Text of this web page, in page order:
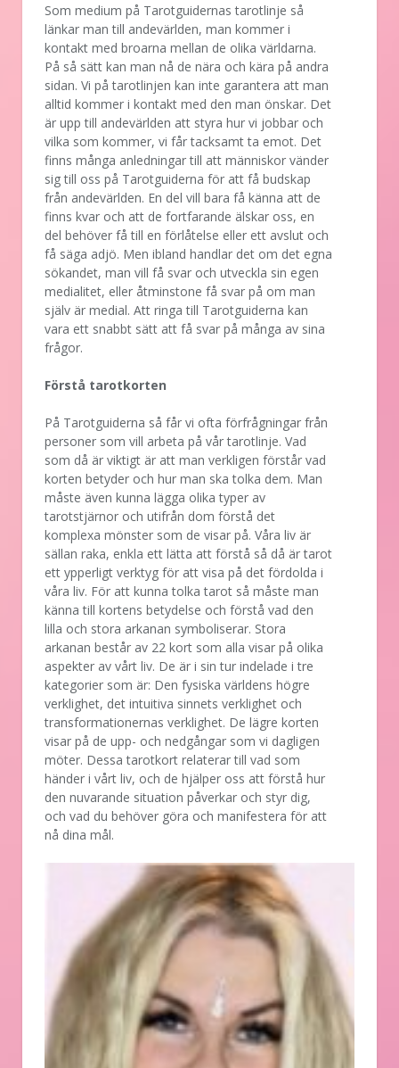
Som medium på Tarotguidernas tarotlinje så
länkar man till andevärlden, man kommer i
kontakt med broarna mellan de olika världarna.
På så sätt kan man nå de nära och kära på andra
sidan. Vi på tarotlinjen kan inte garantera att man
alltid kommer i kontakt med den man önskar. Det
är upp till andevärlden att styra hur vi jobbar och
vilka som kommer, vi får tacksamt ta emot. Det
finns många anledningar till att människor vänder
sig till oss på Tarotguiderna för att få budskap
från andevärlden. En del vill bara få känna att de
finns kvar och att de fortfarande älskar oss, en
del behöver få till en förlåtelse eller ett avslut och
få säga adjö. Men ibland handlar det om det egna
sökandet, man vill få svar och utveckla sin egen
medialitet, eller åtminstone få svar på om man
själv är medial. Att ringa till Tarotguiderna kan
vara ett snabbt sätt att få svar på många av sina
frågor.
Förstå tarotkorten
På Tarotguiderna så får vi ofta förfrågningar från
personer som vill arbeta på vår tarotlinje. Vad
som då är viktigt är att man verkligen förstår vad
korten betyder och hur man ska tolka dem. Man
måste även kunna lägga olika typer av
tarotstjärnor och utifrån dom förstå det
komplexa mönster som de visar på. Våra liv är
sällan raka, enkla ett lätta att förstå så då är tarot
ett ypperligt verktyg för att visa på det fördolda i
våra liv. För att kunna tolka tarot så måste man
känna till kortens betydelse och förstå vad den
lilla och stora arkanan symboliserar. Stora
arkanan består av 22 kort som alla visar på olika
aspekter av vårt liv. De är i sin tur indelade i tre
kategorier som är: Den fysiska världens högre
verklighet, det intuitiva sinnets verklighet och
transformationernas verklighet. De lägre korten
visar på de upp- och nedgångar som vi dagligen
möter. Dessa tarotkort relaterar till vad som
händer i vårt liv, och de hjälper oss att förstå hur
den nuvarande situation påverkar och styr dig,
och vad du behöver göra och manifestera för att
nå dina mål.